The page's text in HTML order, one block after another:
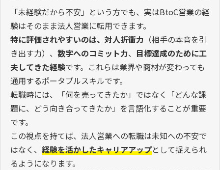
「未経験だから不安」という方でも、実はBtoC営業の経
験はそのまま法人営業に転用できます。
特に評価されやすいのは、対人折衝力 （相手の本音を引
き出す力）、 数字へのコミット力、 目標達成のために工
夫してきた経験です。これらは業界や商材が変わっても
通用するポータブルスキルです。
転職時には、「何を売ってきたか」ではなく「どんな課
題に、どう向き合ってきたか」を言語化することが重要
です。
この視点を持てば、法人営業への転職は未知への不安で
はなく、 経験を活かしたキャリアアップとして捉えられ
るようになります。